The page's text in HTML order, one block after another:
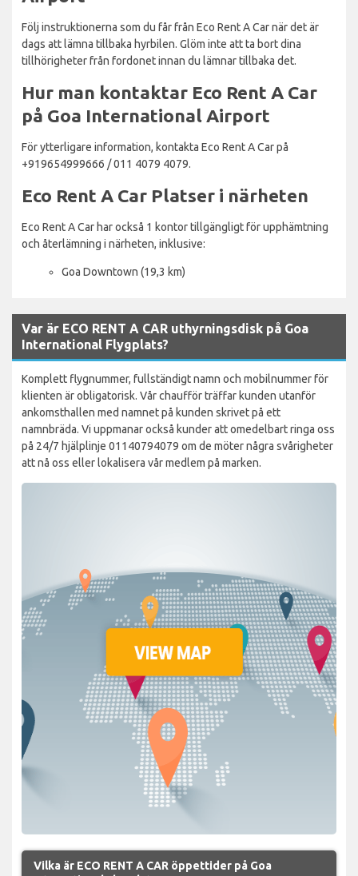
Följ instruktionerna som du får från Eco Rent A Car när det är
dags att lämna tillbaka hyrbilen. Glöm inte att ta bort dina
tillhörigheter från fordonet innan du lämnar tillbaka det.
Hur man kontaktar Eco Rent A Car
på Goa International Airport
För ytterligare information, kontakta Eco Rent A Car på
+919654999666 / 011 4079 4079.
Eco Rent A Car Platser i närheten
Eco Rent A Car har också 1 kontor tillgängligt för upphämtning
och återlämning i närheten, inklusive:
Goa Downtown (19,3 km)
Var är ECO RENT A CAR uthyrningsdisk på Goa
International Flygplats?
Komplett flygnummer, fullständigt namn och mobilnummer för
klienten är obligatorisk. Vår chaufför träffar kunden utanför
ankomsthallen med namnet på kunden skrivet på ett
namnbräda. Vi uppmanar också kunder att omedelbart ringa oss
på 24/7 hjälplinje 01140794079 om de möter några svårigheter
att nå oss eller lokalisera vår medlem på marken.
Vilka är ECO RENT A CAR öppettider på Goa